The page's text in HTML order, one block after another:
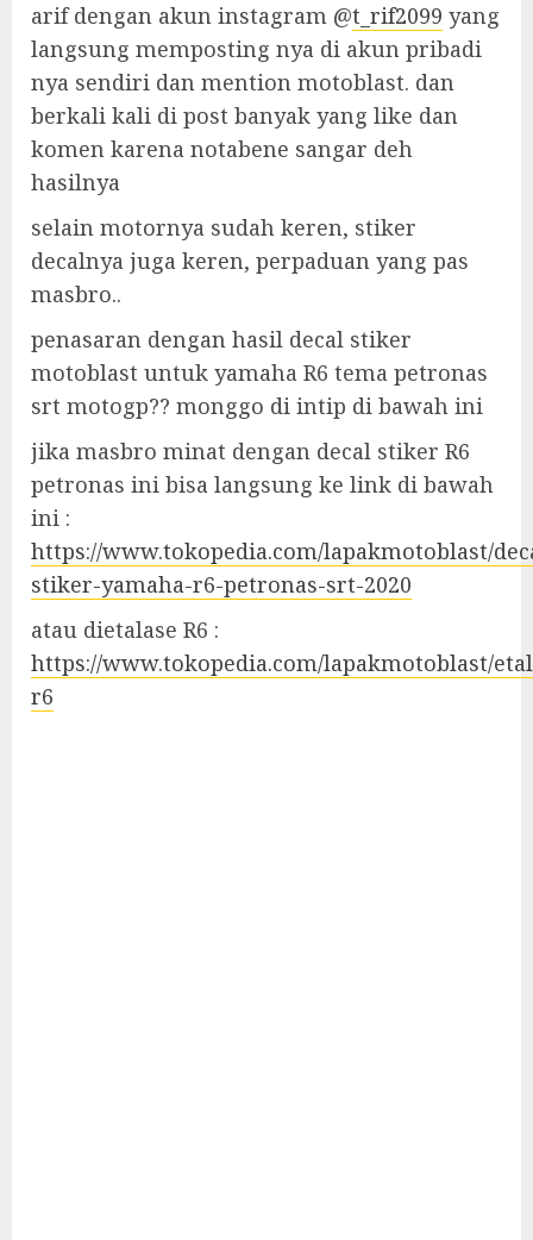
arif dengan akun instagram @t_rif2099 yang
langsung memposting nya di akun pribadi
nya sendiri dan mention motoblast. dan
berkali kali di post banyak yang like dan
komen karena notabene sangar deh
hasilnya
selain motornya sudah keren, stiker
decalnya juga keren, perpaduan yang pas
masbro..
penasaran dengan hasil decal stiker
motoblast untuk yamaha R6 tema petronas
srt motogp?? monggo di intip di bawah ini
jika masbro minat dengan decal stiker R6
petronas ini bisa langsung ke link di bawah
ini :
https://www.tokopedia.com/lapakmotoblast/
stiker-yamaha-r6-petronas-srt-2020
atau dietalase R6 :
https://www.tokopedia.com/lapakmotoblast/
r6